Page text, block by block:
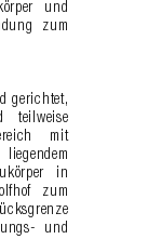
und
zum
gerichtet,
teilweise
mit
in
zum
und